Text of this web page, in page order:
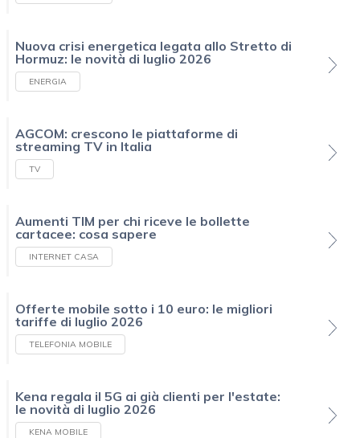
Nuova crisi energetica legata allo Stretto di
Hormuz: le novità di luglio 2026
ENERGIA
AGCOM: crescono le piattaforme di
streaming TV in Italia
TV
Aumenti TIM per chi riceve le bollette
cartacee: cosa sapere
INTERNET CASA
Offerte mobile sotto i 10 euro: le migliori
tariffe di luglio 2026
TELEFONIA MOBILE
Kena regala il 5G ai già clienti per l'estate:
le novità di luglio 2026
KENA MOBILE